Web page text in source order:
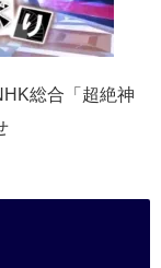
総合「超絶神